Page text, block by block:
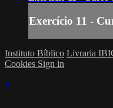
Exercício 11 -
Instituto Bíblico Livraria
Cookies Sign in
×